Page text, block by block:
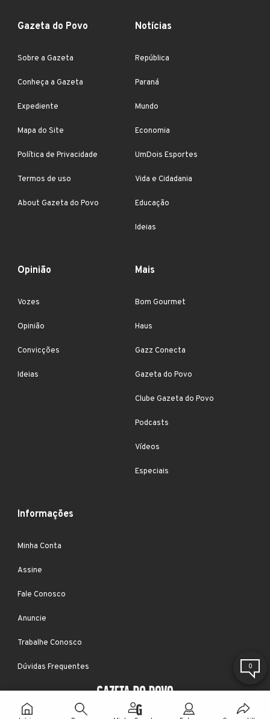
Gazeta do Povo
Sobre a Gazeta
Conheça a Gazeta
Expediente
Mapa do Site
Política de Privacidade
Termos de uso
About Gazeta do Povo
Notícias
República
Paraná
Mundo
Economia
UmDois Esportes
Vida e Cidadania
Educação
Ideias
Opinião
Vozes
Opinião
Convicções
Ideias
Mais
Bom Gourmet
Haus
Gazz Conecta
Gazeta do Povo
Clube Gazeta do Povo
Podcasts
Vídeos
Especiais
Informações
Minha Conta
Assine
Fale Conosco
Anuncie
Trabalhe Conosco
Dúvidas Frequentes 0